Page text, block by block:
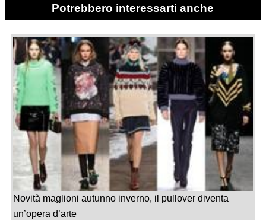
Potrebbero interessarti anche
Novità maglioni autunno inverno, il pullover diventa
un’opera d’arte